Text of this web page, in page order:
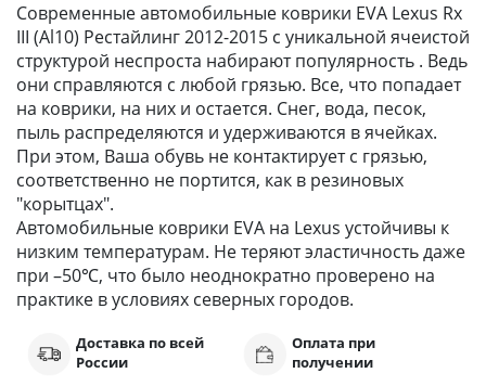
Современные автомобильные коврики EVA Lexus Rx
III (Al10) Рестайлинг 2012-2015 с уникальной ячеистой
структурой неспроста набирают популярность . Ведь
они справляются с любой грязью. Все, что попадает
на коврики, на них и остается. Снег, вода, песок,
пыль распределяются и удерживаются в ячейках.
При этом, Ваша обувь не контактирует с грязью,
соответственно не портится, как в резиновых
"корытцах".
Автомобильные коврики EVA на Lexus устойчивы к
низким температурам. Не теряют эластичность даже
при –50℃, что было неоднократно проверено на
практике в условиях северных городов.
Доставка по всей
России
Оплата при
получении